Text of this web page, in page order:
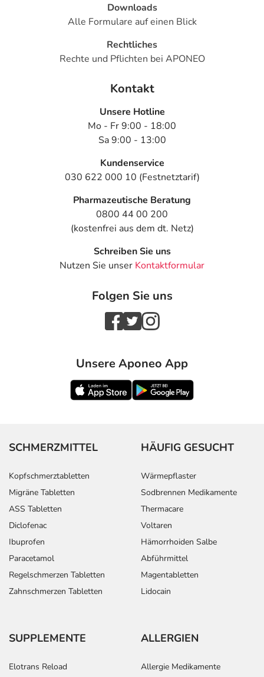
Downloads
Alle Formulare auf einen Blick
Rechtliches
Rechte und Pflichten bei APONEO
Kontakt
Unsere Hotline
Mo - Fr 9:00 - 18:00
Sa 9:00 - 13:00
Kundenservice
030 622 000 10 (Festnetztarif)
Pharmazeutische Beratung
0800 44 00 200
(kostenfrei aus dem dt. Netz)
Schreiben Sie uns
Nutzen Sie unser Kontaktformular
Folgen Sie uns
Unsere Aponeo App
SCHMERZMITTEL
Kopfschmerztabletten
Migräne Tabletten
ASS Tabletten
Diclofenac
Ibuprofen
Paracetamol
Regelschmerzen Tabletten
Zahnschmerzen Tabletten
HÄUFIG GESUCHT
Wärmepflaster
Sodbrennen Medikamente
Thermacare
Voltaren
Hämorrhoiden Salbe
Abführmittel
Magentabletten
Lidocain
SUPPLEMENTE
Elotrans Reload
ALLERGIEN
Allergie Medikamente